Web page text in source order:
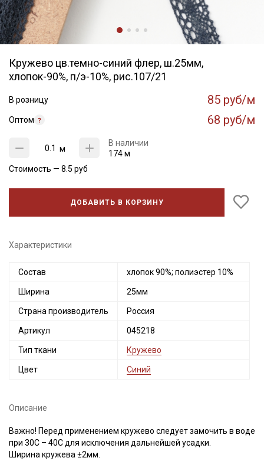
Кружево цв.темно-синий флер, ш.25мм,
хлопок-90%, п/э-10%, рис.107/21
В розницу 85 руб/м
Оптом 68 руб/м
м
В наличии
174 м
Стоимость — 8.5 руб
ДОБАВИТЬ В КОРЗИНУ
Характеристики
Состав хлопок 90%; полиэстер 10%
Ширина 25мм
Страна производитель Россия
Артикул 045218
Тип ткани Кружево
Цвет Синий
Описание
Важно! Перед применением кружево следует замочить в воде
при 30С – 40С для исключения дальнейшей усадки.
Ширина кружева ±2мм.